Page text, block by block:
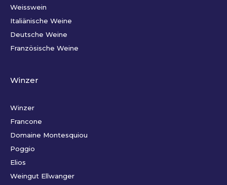
Weisswein
Italiänische Weine
Deutsche Weine
Französische Weine
Winzer
Winzer
Francone
Domaine Montesquiou
Poggio
Elios
Weingut Ellwanger